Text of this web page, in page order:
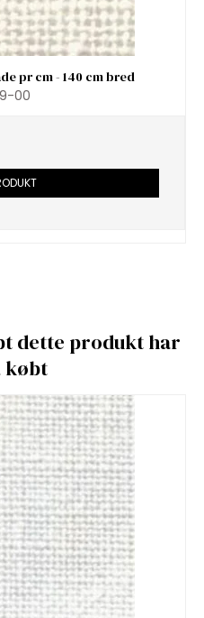
pr cm - 140 cm bred
00
dette produkt har
købt